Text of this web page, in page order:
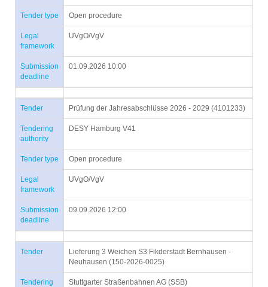
Tender type Open procedure
Legal
framework
UVgO/VgV
Submission
deadline
01.09.2026 10:00
Tender Prüfung der Jahresabschlüsse 2026 - 2029 (4101233)
Tendering
authority
DESY Hamburg V41
Tender type Open procedure
Legal
framework
UVgO/VgV
Submission
deadline
09.09.2026 12:00
Tender
Lieferung 3 Weichen S3 Fikderstadt Bernhausen -
Neuhausen (150-2026-0025)
Tendering
Stuttgarter Straßenbahnen AG (SSB)